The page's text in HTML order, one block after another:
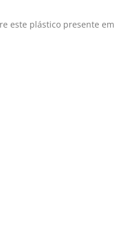
este plástico presente em